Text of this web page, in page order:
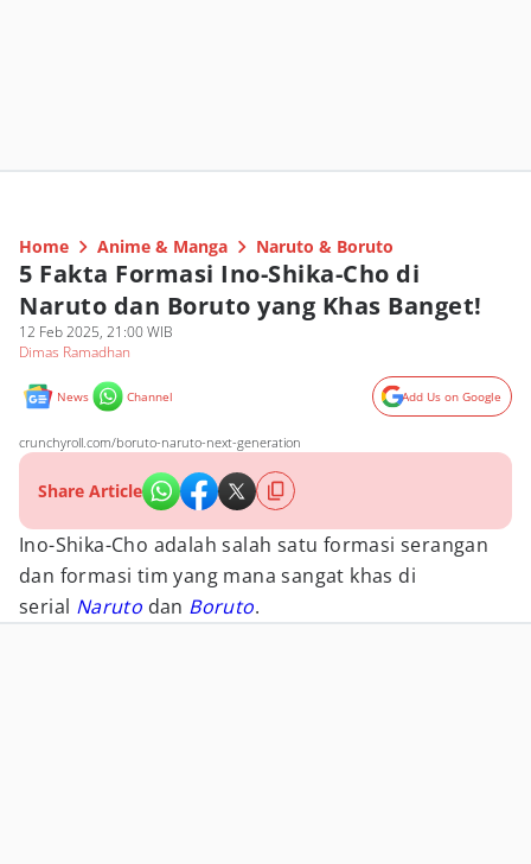
Home Anime & Manga Naruto & Boruto
5 Fakta Formasi Ino-Shika-Cho di
Naruto dan Boruto yang Khas Banget!
12 Feb 2025, 21:00 WIB
Dimas Ramadhan
News Channel Add Us on Google
crunchyroll.com/boruto-naruto-next-generation
Share Article
Ino-Shika-Cho adalah salah satu formasi serangan
dan formasi tim yang mana sangat khas di
serial Naruto dan Boruto.